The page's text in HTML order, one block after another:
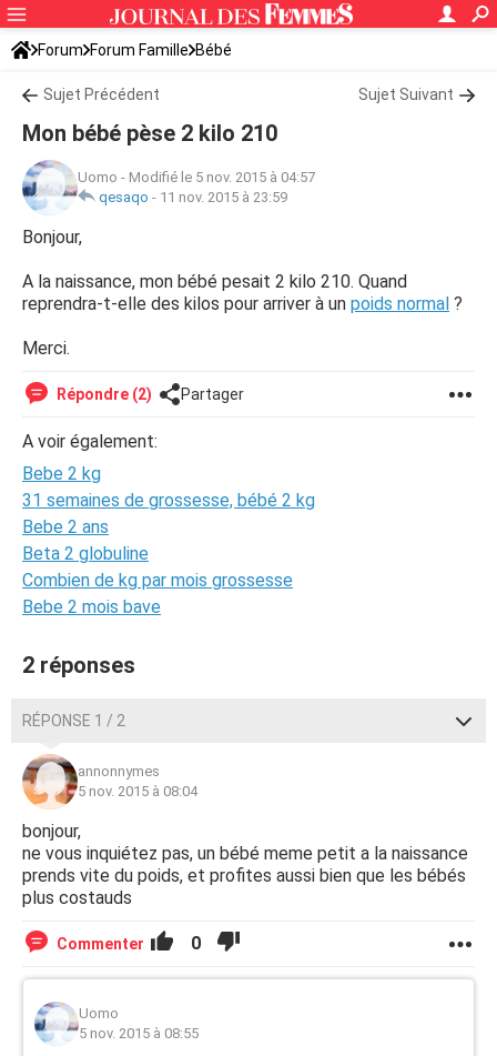
Forum Forum Famille Bébé
Sujet Précédent Sujet Suivant
Mon bébé pèse 2 kilo 210
Uomo - Modifié le 5 nov. 2015 à 04:57
qesaqo - 11 nov. 2015 à 23:59
Bonjour,
A la naissance, mon bébé pesait 2 kilo 210. Quand
reprendra-t-elle des kilos pour arriver à un poids normal ?
Merci.
Répondre (2) Partager
A voir également:
Bebe 2 kg
31 semaines de grossesse, bébé 2 kg
Bebe 2 ans
Beta 2 globuline
Combien de kg par mois grossesse
Bebe 2 mois bave
2 réponses
RÉPONSE 1 / 2
annonnymes
5 nov. 2015 à 08:04
bonjour,
ne vous inquiétez pas, un bébé meme petit a la naissance
prends vite du poids, et profites aussi bien que les bébés
plus costauds
Commenter 0
Uomo
5 nov. 2015 à 08:55